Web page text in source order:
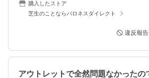
購入したストア
芝生のことならバロネスダイレクト
違反報告